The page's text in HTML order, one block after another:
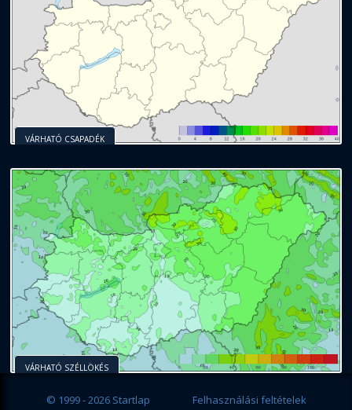
VÁRHATÓ CSAPADÉK
VÁRHATÓ SZÉLLÖKÉS
© 1999 - 2026 Startlap Felhasználási feltételek